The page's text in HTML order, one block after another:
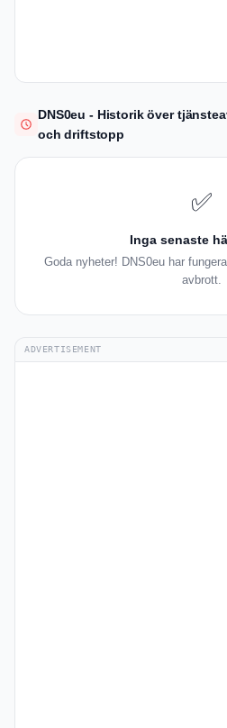
DNS0eu - Historik över
och driftstopp
✅
Inga senaste
Goda nyheter! DNS0eu har
avbrott.
ADVERTISEMENT